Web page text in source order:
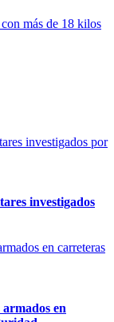
más de 18 kilos
investigados
en